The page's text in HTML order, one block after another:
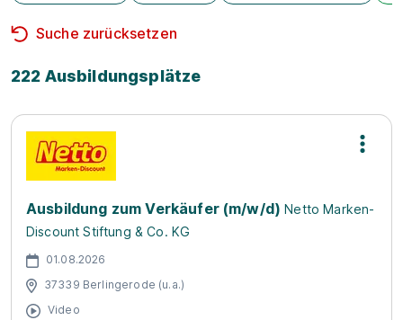
Suche zurücksetzen
222 Ausbildungsplätze
Ausbildung zum Verkäufer (m/w/d) Netto Marken-
Discount Stiftung & Co. KG
01.08.2026
37339 Berlingerode (u.a.)
Video